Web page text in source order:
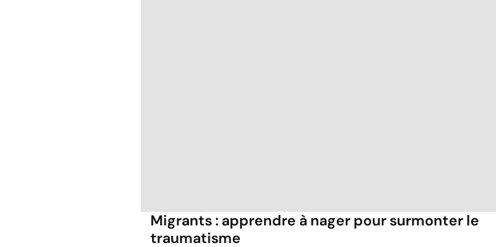
Migrants : apprendre à nager pour surmonter le
traumatisme